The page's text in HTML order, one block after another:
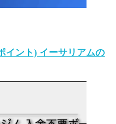
イント) イーサリアムの